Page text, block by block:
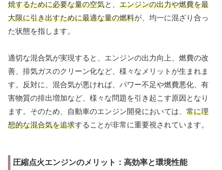
焼するために必要な量の空気と、 エンジンの出力や燃費を最
大限に引き出すために最適な量の燃料が、均一に混ざり合っ
た状態を指します。
適切な混合気が実現すると、エンジンの出力向上、燃費の改
善、排気ガスのクリーン化など、様々なメリットが生まれま
す。反対に、混合気が悪ければ、パワー不足や燃費悪化、有
害物質の排出増加など、様々な問題を引き起こす原因となり
ます。そのため、自動車のエンジン開発においては、 常に理
想的な混合気を追求することが非常に重要視されています。
圧縮点火エンジンのメリット：高効率と環境性能